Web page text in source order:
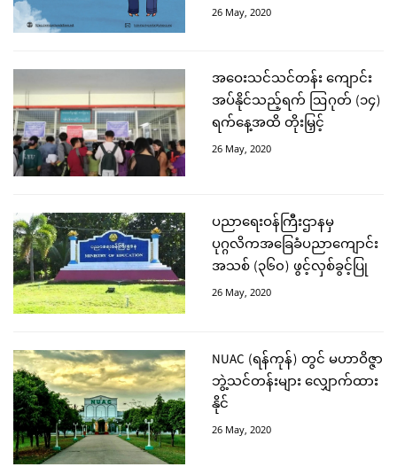
26 May, 2020
အဝေးသင်သင်တန်း ကျောင်း
အပ်နိုင်သည့်ရက် ဩဂုတ် (၁၄)
ရက်နေ့အထိ တိုးမြှင့်
26 May, 2020
ပညာရေးဝန်ကြီးဌာနမှ
ပုဂ္ဂလိကအခြေခံပညာကျောင်း
အသစ် (၃၆၀) ဖွင့်လှစ်ခွင့်ပြု
26 May, 2020
NUAC (ရန်ကုန်) တွင် မဟာဝိဇ္ဇာ
ဘွဲ့သင်တန်းများ လျှောက်ထား
နိုင်
26 May, 2020